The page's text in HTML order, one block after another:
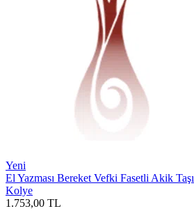
Yeni
El Yazması Bereket Vefki Fasetli Akik Taşı
Kolye
1.753,00 TL